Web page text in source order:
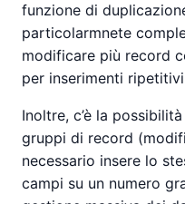
funzione di
particolarmnete
modificare più record
per inserimenti
Inoltre, c’è la
gruppi di record
necessario insere lo
campi su un numero